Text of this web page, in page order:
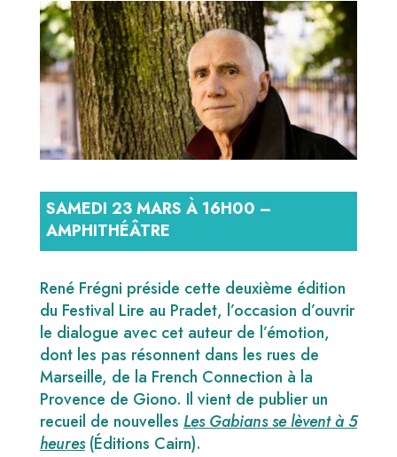
SAMEDI 23 MARS À 16H00 –
AMPHITHÉÂTRE
René Frégni préside cette deuxième édition
du Festival Lire au Pradet, l’occasion d’ouvrir
le dialogue avec cet auteur de l’émotion,
dont les pas résonnent dans les rues de
Marseille, de la French Connection à la
Provence de Giono. Il vient de publier un
recueil de nouvelles Les Gabians se lèvent à 5
heures(Éditions Cairn).